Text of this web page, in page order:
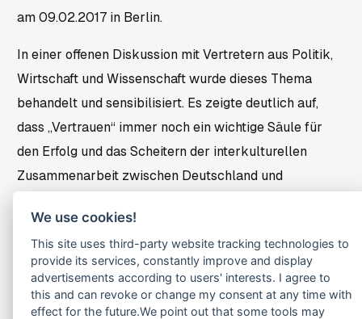
am 09.02.2017 in Berlin.
In einer offenen Diskussion mit Vertretern aus Politik,
Wirtschaft und Wissenschaft wurde dieses Thema
behandelt und sensibilisiert. Es zeigte deutlich auf,
dass „Vertrauen“ immer noch ein wichtige Säule für
den Erfolg und das Scheitern der interkulturellen
Zusammenarbeit zwischen Deutschland und
Die Lateinamerika-Konferenz ist die wichtigste
Plattform der Lateinamerika-Initiative (LAI), um
wirtschafts- und handelspolitische Themen zwischen
Lateinamerika und Deutschland zu diskutieren,
We use cookies!
This site uses third-party website tracking technologies to
provide its services, constantly improve and display
advertisements according to users' interests. I agree to
this and can revoke or change my consent at any time with
effect for the future.We point out that some tools may